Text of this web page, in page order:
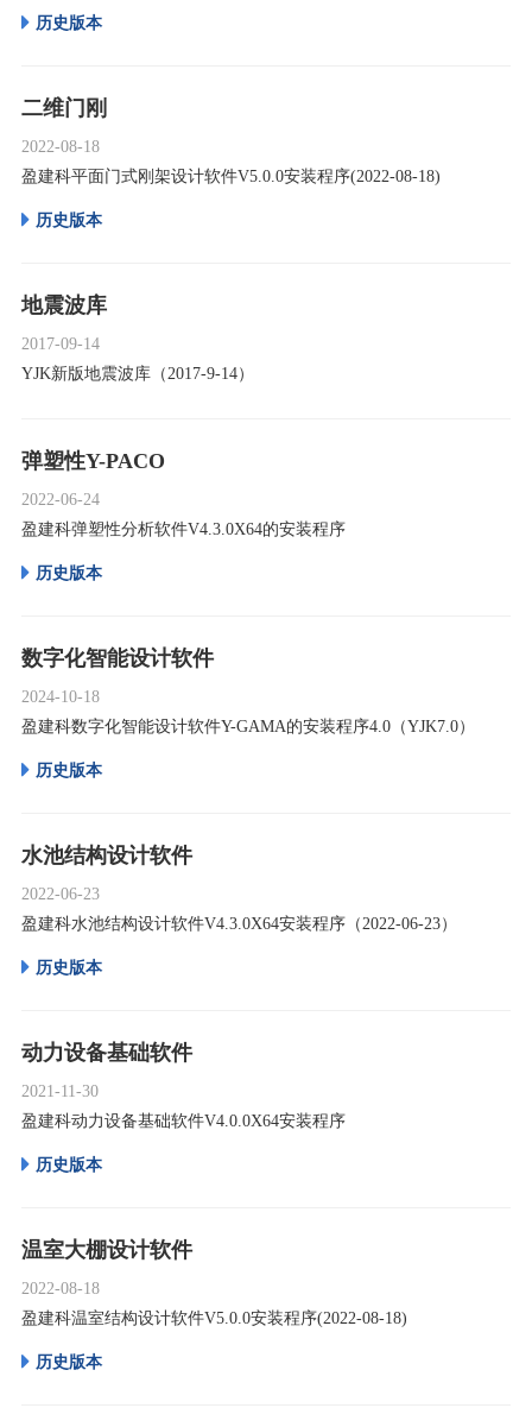
历史版本
二维门刚
2022-08-18
盈建科平面门式刚架设计软件V5.0.0安装程序(2022-08-18)
历史版本
地震波库
2017-09-14
YJK新版地震波库（2017-9-14）
弹塑性Y-PACO
2022-06-24
盈建科弹塑性分析软件V4.3.0X64的安装程序
历史版本
数字化智能设计软件
2024-10-18
盈建科数字化智能设计软件Y-GAMA的安装程序4.0（YJK7.0）
历史版本
水池结构设计软件
2022-06-23
盈建科水池结构设计软件V4.3.0X64安装程序（2022-06-23）
历史版本
动力设备基础软件
2021-11-30
盈建科动力设备基础软件V4.0.0X64安装程序
历史版本
温室大棚设计软件
2022-08-18
盈建科温室结构设计软件V5.0.0安装程序(2022-08-18)
历史版本